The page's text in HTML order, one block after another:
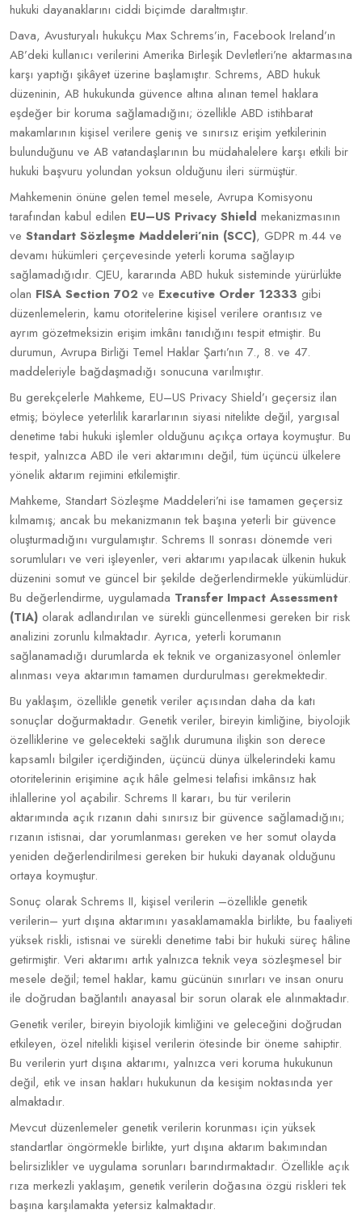
hukuki dayanaklarını ciddi biçimde daraltmıştır.
Dava, Avusturyalı hukukçu Max Schrems’in, Facebook Ireland’ın
AB’deki kullanıcı verilerini Amerika Birleşik Devletleri’ne aktarmasına
karşı yaptığı şikâyet üzerine başlamıştır. Schrems, ABD hukuk
düzeninin, AB hukukunda güvence altına alınan temel haklara
eşdeğer bir koruma sağlamadığını; özellikle ABD istihbarat
makamlarının kişisel verilere geniş ve sınırsız erişim yetkilerinin
bulunduğunu ve AB vatandaşlarının bu müdahalelere karşı etkili bir
hukuki başvuru yolundan yoksun olduğunu ileri sürmüştür.
Mahkemenin önüne gelen temel mesele, Avrupa Komisyonu
tarafından kabul edilen EU–US Privacy Shield mekanizmasının
ve Standart Sözleşme Maddeleri’nin (SCC), GDPR m.44 ve
devamı hükümleri çerçevesinde yeterli koruma sağlayıp
sağlamadığıdır. CJEU, kararında ABD hukuk sisteminde yürürlükte
olan FISA Section 702 ve Executive Order 12333 gibi
düzenlemelerin, kamu otoritelerine kişisel verilere orantısız ve
ayrım gözetmeksizin erişim imkânı tanıdığını tespit etmiştir. Bu
durumun, Avrupa Birliği Temel Haklar Şartı’nın 7., 8. ve 47.
maddeleriyle bağdaşmadığı sonucuna varılmıştır.
Bu gerekçelerle Mahkeme, EU–US Privacy Shield’ı geçersiz ilan
etmiş; böylece yeterlilik kararlarının siyasi nitelikte değil, yargısal
denetime tabi hukuki işlemler olduğunu açıkça ortaya koymuştur. Bu
tespit, yalnızca ABD ile veri aktarımını değil, tüm üçüncü ülkelere
yönelik aktarım rejimini etkilemiştir.
Mahkeme, Standart Sözleşme Maddeleri’ni ise tamamen geçersiz
kılmamış; ancak bu mekanizmanın tek başına yeterli bir güvence
oluşturmadığını vurgulamıştır. Schrems II sonrası dönemde veri
sorumluları ve veri işleyenler, veri aktarımı yapılacak ülkenin hukuk
düzenini somut ve güncel bir şekilde değerlendirmekle yükümlüdür.
Bu değerlendirme, uygulamada Transfer Impact Assessment
(TIA) olarak adlandırılan ve sürekli güncellenmesi gereken bir risk
analizini zorunlu kılmaktadır. Ayrıca, yeterli korumanın
sağlanamadığı durumlarda ek teknik ve organizasyonel önlemler
alınması veya aktarımın tamamen durdurulması gerekmektedir.
Bu yaklaşım, özellikle genetik veriler açısından daha da katı
sonuçlar doğurmaktadır. Genetik veriler, bireyin kimliğine, biyolojik
özelliklerine ve gelecekteki sağlık durumuna ilişkin son derece
kapsamlı bilgiler içerdiğinden, üçüncü dünya ülkelerindeki kamu
otoritelerinin erişimine açık hâle gelmesi telafisi imkânsız hak
ihlallerine yol açabilir. Schrems II kararı, bu tür verilerin
aktarımında açık rızanın dahi sınırsız bir güvence sağlamadığını;
rızanın istisnai, dar yorumlanması gereken ve her somut olayda
yeniden değerlendirilmesi gereken bir hukuki dayanak olduğunu
ortaya koymuştur.
Sonuç olarak Schrems II, kişisel verilerin –özellikle genetik
verilerin– yurt dışına aktarımını yasaklamamakla birlikte, bu faaliyeti
yüksek riskli, istisnai ve sürekli denetime tabi bir hukuki süreç hâline
getirmiştir. Veri aktarımı artık yalnızca teknik veya sözleşmesel bir
mesele değil; temel haklar, kamu gücünün sınırları ve insan onuru
ile doğrudan bağlantılı anayasal bir sorun olarak ele alınmaktadır.
Genetik veriler, bireyin biyolojik kimliğini ve geleceğini doğrudan
etkileyen, özel nitelikli kişisel verilerin ötesinde bir öneme sahiptir.
Bu verilerin yurt dışına aktarımı, yalnızca veri koruma hukukunun
değil, etik ve insan hakları hukukunun da kesişim noktasında yer
almaktadır.
Mevcut düzenlemeler genetik verilerin korunması için yüksek
standartlar öngörmekle birlikte, yurt dışına aktarım bakımından
belirsizlikler ve uygulama sorunları barındırmaktadır. Özellikle açık
rıza merkezli yaklaşım, genetik verilerin doğasına özgü riskleri tek
başına karşılamakta yetersiz kalmaktadır.